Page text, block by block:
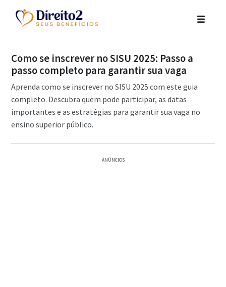
Como se inscrever no SISU 2025: Passo a
passo completo para garantir sua vaga
Aprenda como se inscrever no SISU 2025 com este guia
completo. Descubra quem pode participar, as datas
importantes e as estratégias para garantir sua vaga no
ensino superior público.
ANÚNCIOS